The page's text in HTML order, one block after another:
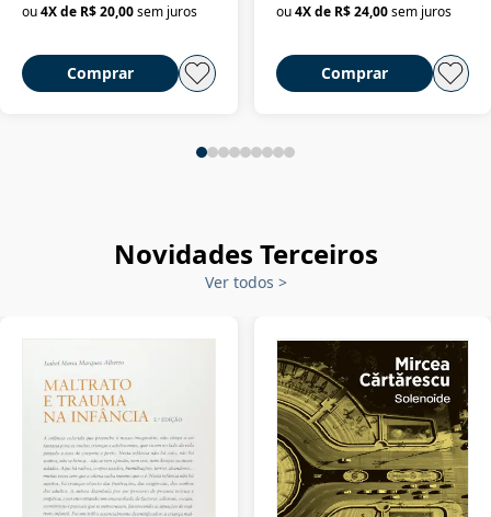
ou4X de R$ 20,00sem juros
Comprar
ou 4X de R$ 24,00 sem juros
Comprar
Novidades Terceiros
Ver todos >